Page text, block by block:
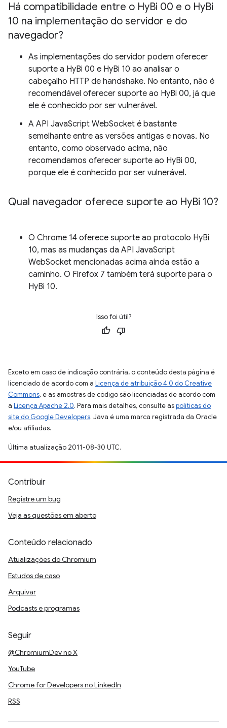
Há compatibilidade entre o HyBi 00 e o HyBi
10 na implementação do servidor e do
navegador?
As implementações do servidor podem oferecer
suporte a HyBi 00 e HyBi 10 ao analisar o
cabeçalho HTTP de handshake. No entanto, não é
recomendável oferecer suporte ao HyBi 00, já que
ele é conhecido por ser vulnerável.
A API JavaScript WebSocket é bastante
semelhante entre as versões antigas e novas. No
entanto, como observado acima, não
recomendamos oferecer suporte ao HyBi 00,
porque ele é conhecido por ser vulnerável.
Qual navegador oferece suporte ao HyBi 10?
O Chrome 14 oferece suporte ao protocolo HyBi
10, mas as mudanças da API JavaScript
WebSocket mencionadas acima ainda estão a
caminho. O Firefox 7 também terá suporte para o
HyBi 10.
Isso foi útil?
Exceto em caso de indicação contrária, o conteúdo desta página é
licenciado de acordo com a Licença de atribuição 4.0 do Creative
Commons, e as amostras de código são licenciadas de acordo com
a Licença Apache 2.0. Para mais detalhes, consulte aspolíticas do
site do Google Developers. Java é uma marca registrada da Oracle
e/ou afiliadas.
Última atualização 2011-08-30 UTC.
Contribuir
Registre um bug
Veja as questões em aberto
Conteúdo relacionado
Atualizações do Chromium
Estudos de caso
Arquivar
Podcasts e programas
Seguir
@ChromiumDev no X
YouTube
Chrome for Developers no LinkedIn
RSS